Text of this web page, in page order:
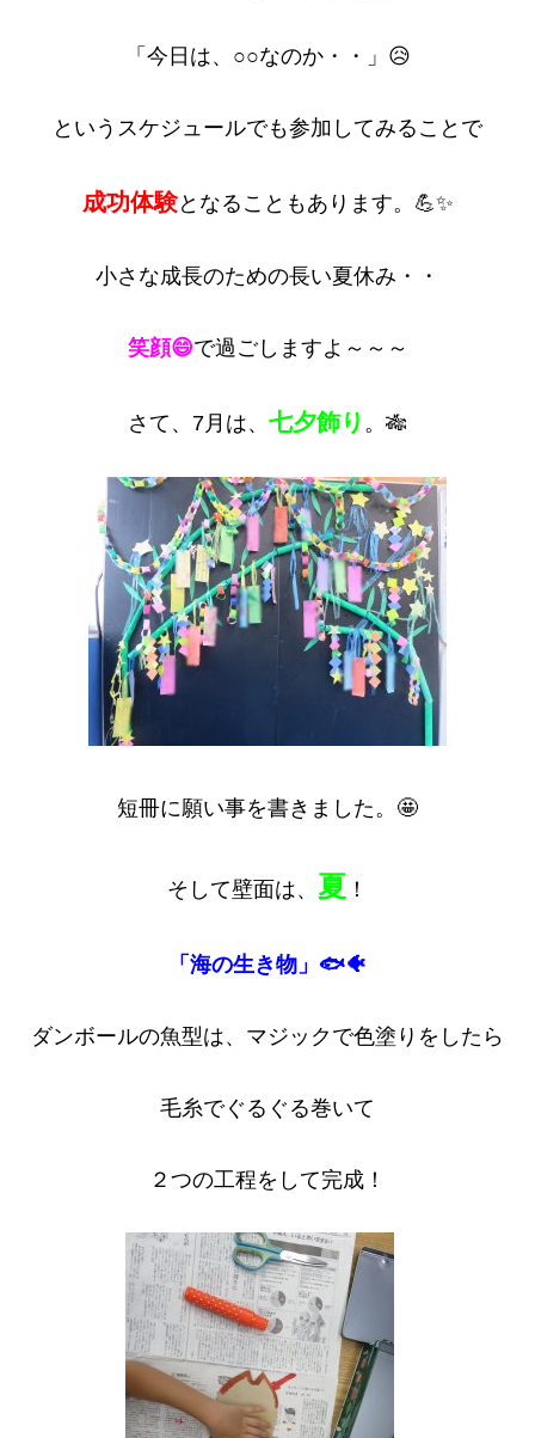
「今日は、○○なのか・・」😥
というスケジュールでも参加してみることで
成功体験となることもあります。💪✨
小さな成長のための長い夏休み・・
笑顔😄で過ごしますよ～～～
さて、7月は、 七夕飾り 。🎋
短冊に願い事を書きました。🤩
そして壁面は、 夏 ！
「海の生き物」🐟🐠
ダンボールの魚型は、マジックで色塗りをしたら
毛糸でぐるぐる巻いて
２つの工程をして完成！